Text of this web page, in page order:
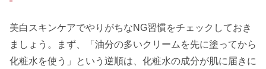
美白スキンケアでやりがちなNG習慣をチェックしておき
ましょう。まず、「油分の多いクリームを先に塗ってから
化粧水を使う」という逆順は、化粧水の成分が肌に届きに